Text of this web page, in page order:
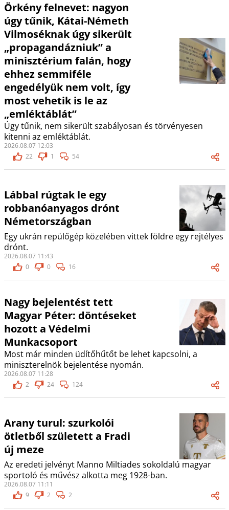
Örkény felnevet: nagyon
úgy tűnik, Kátai-Németh
Vilmoséknak úgy sikerült
„propagandázniuk” a
minisztérium falán, hogy
ehhez semmiféle
engedélyük nem volt, így
most vehetik is le az
„emléktáblát”
Úgy tűnik, nem sikerült szabályosan és törvényesen
kitenni az emléktáblát.
2026.08.07 12:03
22
1 54
Lábbal rúgtak le egy
robbanóanyagos drónt
Németországban
Egy ukrán repülőgép közelében vittek földre egy rejtélyes
drónt.
2026.08.07 11:43
0
0 16
Nagy bejelentést tett
Magyar Péter: döntéseket
hozott a Védelmi
Munkacsoport
Most már minden üdítőhűtőt be lehet kapcsolni, a
miniszterelnök bejelentése nyomán.
2026.08.07 11:28
2
24 124
Arany turul: szurkolói
ötletből született a Fradi
új meze
Az eredeti jelvényt Manno Miltiades sokoldalú magyar
sportoló és művész alkotta meg 1928-ban.
2026.08.07 11:11
9
2 2